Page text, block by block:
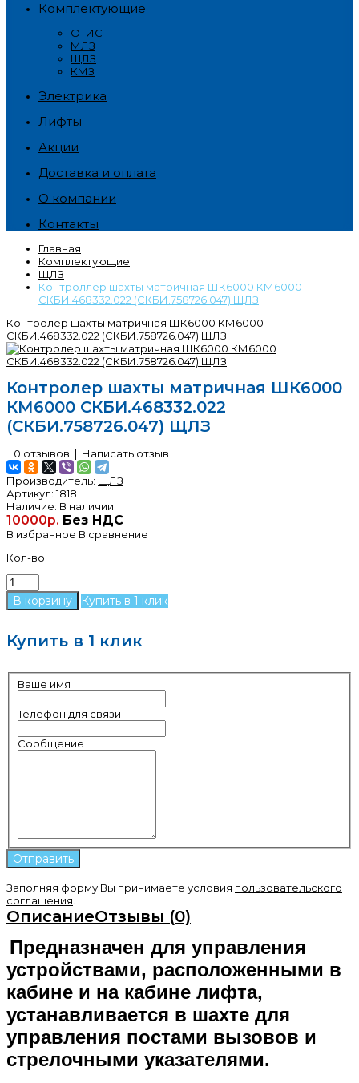
Комплектующие
ОТИС
МЛЗ
ЩЛЗ
КМЗ
Электрика
Лифты
Акции
Доставка и оплата
О компании
Контакты
Главная
Комплектующие
ЩЛЗ
Контроллер шахты матричная ШК6000 КМ6000
СКБИ.468332.022 (СКБИ.758726.047) ЩЛЗ
Контролер шахты матричная ШК6000 КМ6000
СКБИ.468332.022 (СКБИ.758726.047) ЩЛЗ
Контролер шахты матричная ШК6000
КМ6000 СКБИ.468332.022
(СКБИ.758726.047) ЩЛЗ
0 отзывов | Написать отзыв
Производитель: ЩЛЗ
Артикул:1818
Наличие: В наличии
10000р. Без НДС
В избранное В сравнение
Кол-во
Купить в 1 клик
Купить в 1 клик
Ваше имя
Телефон для связи
Сообщение
Заполняя форму Вы принимаете условия пользовательского
соглашения
ОписаниеОтзывы (0)
Предназначен для управления
устройствами, расположенными в
кабине и на кабине лифта,
устанавливается в шахте для
управления постами вызовов и
стрелочными указателями.